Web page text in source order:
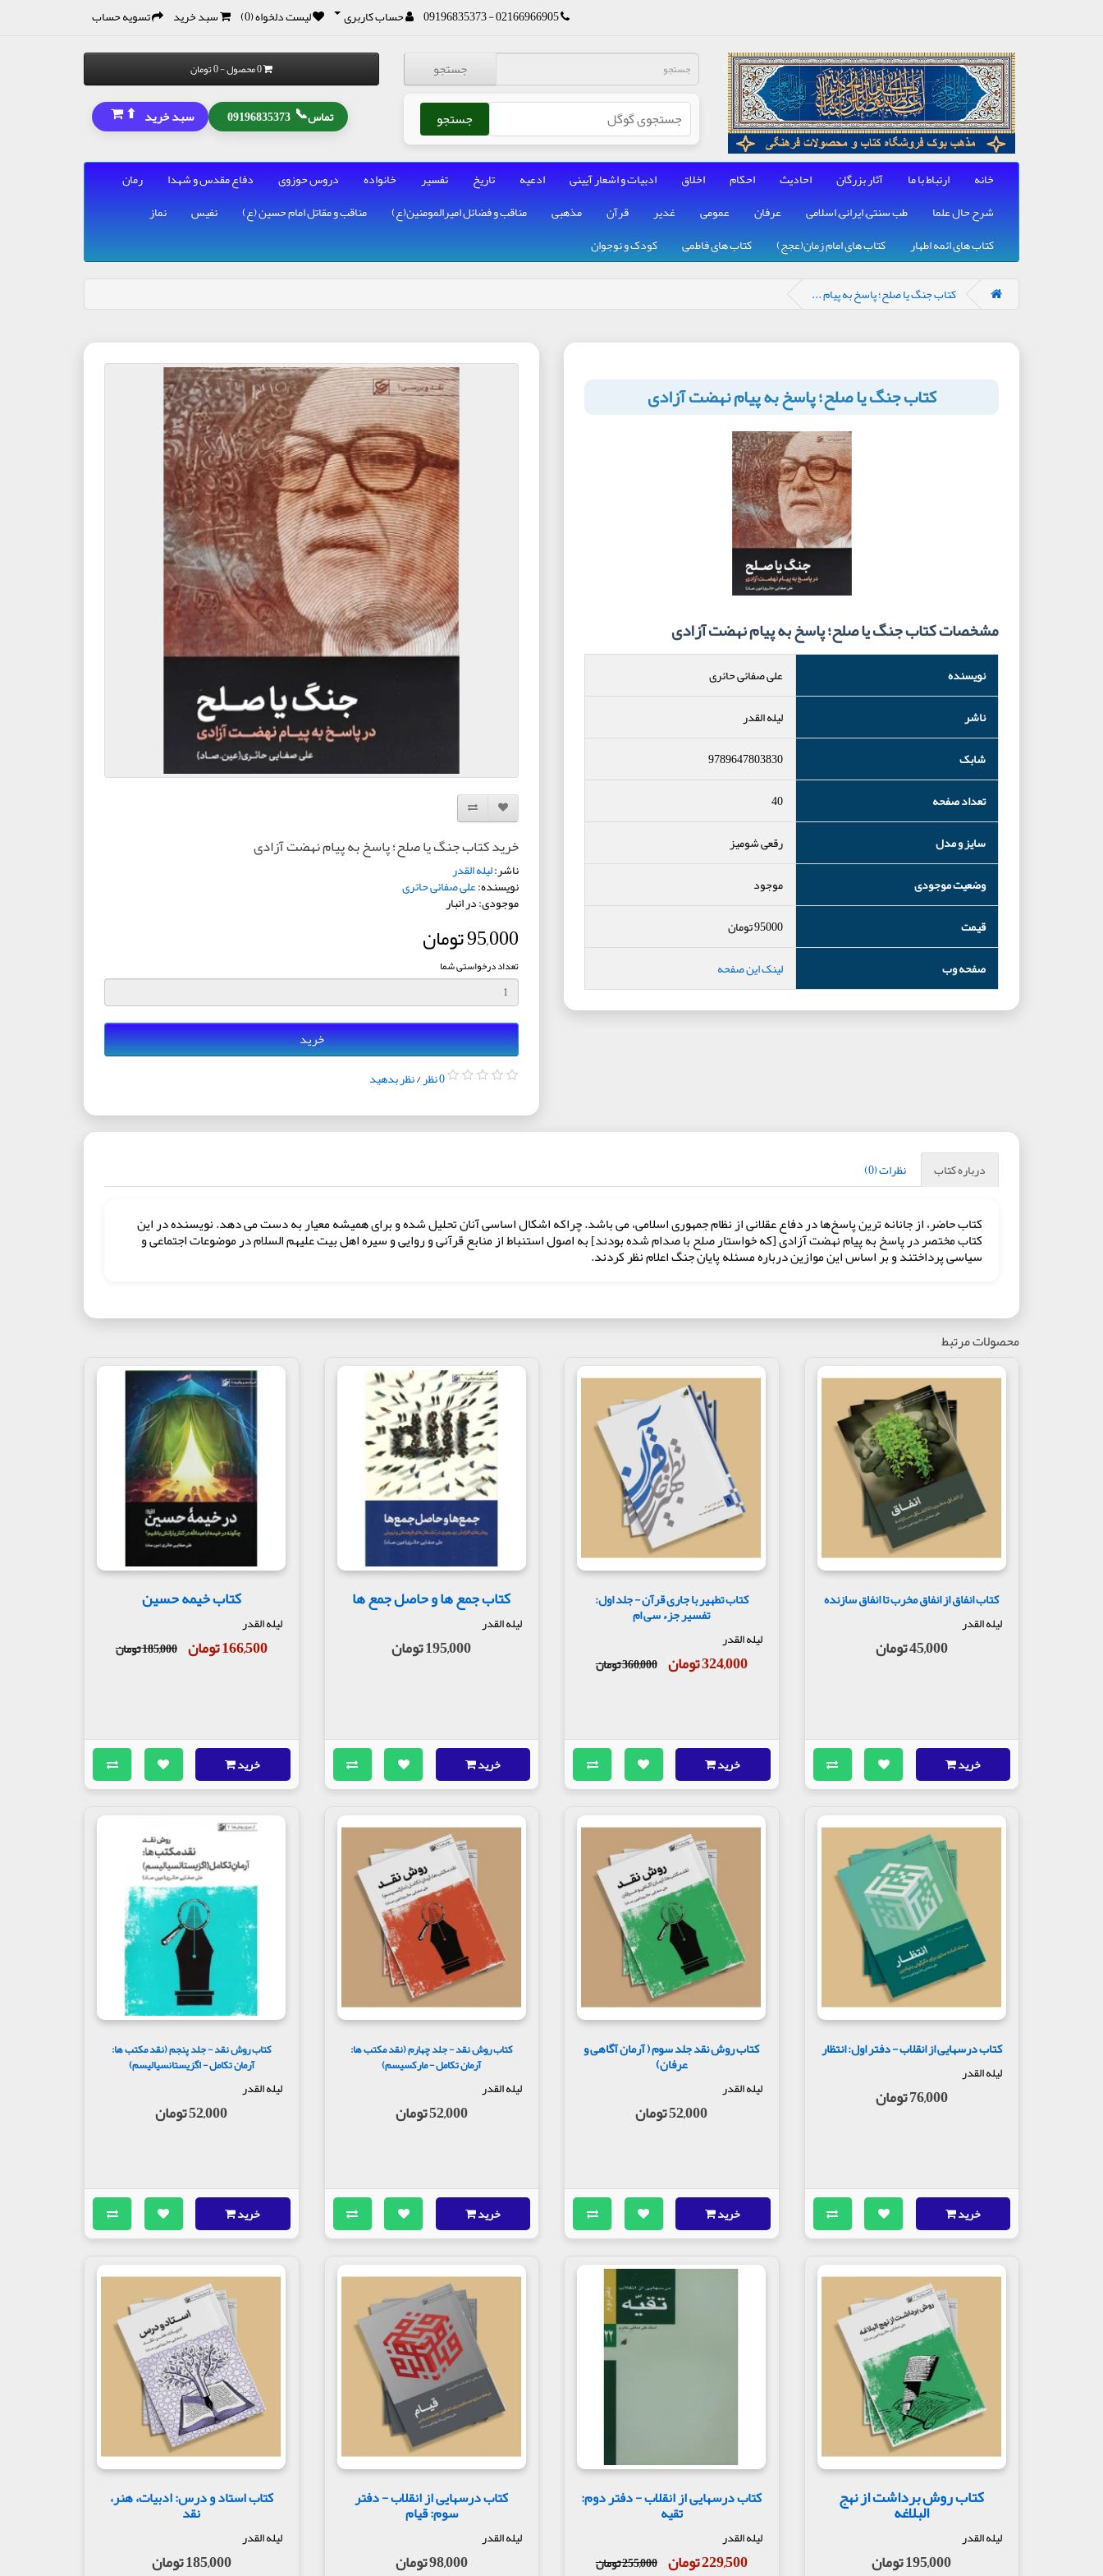
02166966905 - 09196835373 حساب کاربری لیست دلخواه (0) سبد خرید تسویه حساب
جستجو
جستجو
0 محصول - 0 تومان
تماس📞
09196835373 سبد خرید ⬆
خانه ارتباط با ما آثار بزرگان احادیث احکام اخلاق ادبیات و اشعار آیینی ادعیه تاریخ تفسیر خانواده دروس حوزوی دفاع مقدس و شهدا
رمان
شرح حال علما
طب سنتی, ایرانی, اسلامی عرفان عمومی غدیر قرآن مذهبی مناقب و فضائل امیرالمومنین(ع) مناقب و مقاتل امام حسین (ع) نفیس
نماز
کتاب های ائمه اطهار
کتاب های امام زمان(عجج) کتاب های فاطمی کودک و نوجوان
کتاب جنگ یا صلح؛ پاسخ به پیام ...
کتاب جنگ یا صلح؛ پاسخ به پیام نهضت آزادی
مشخصات کتاب جنگ یا صلح؛ پاسخ به پیام نهضت آزادی
نویسنده
علی صفائی حائری
ناشر
لیله القدر
شابک
9789647803830
تعداد صفحه
40
سایز و مدل
رقعی شومیز
وضعیت موجودی
موجود
قیمت
95000تومان
صفحه وب
لینک این صفحه
افزودن به لیست دلخواه
مقایسه این محصول
خرید کتاب جنگ یا صلح؛ پاسخ به پیام نهضت آزادی
ناشر:لیله القدر
نویسنده:علی صفائی حائری
موجودی: در انبار
95,000 تومان
تعداد درخواستی شما
خرید
0 نظر /نظر بدهید
درباره کتاب نظرات (0)
کتاب حاضر، از جانانه‌ ترین پاسخ‌ها در دفاع عقلانی از نظام جمهوری اسلامی، می باشد. چراکه اشکال اساسی آنان تحلیل‌ شده و برای همیشه معیار به دست می‌ دهد. نویسنده در این
کتاب مختصر در پاسخ به پیام نهضت آزادی [که خواستار صلح با صدام شده بودند] به اصول استنباط از منابع قرآنی و روایی و سیره اهل بیت علیهم السلام در موضوعات اجتماعی و
سیاسی پرداختند و بر اساس این موازین درباره مسئله پایان جنگ اعلام نظر کردند.
محصولات مرتبط
کتاب انفاق از انفاق مخرب تا انفاق سازنده
لیله القدر
45,000 تومان
خرید
کتاب تطهیر با جاری قرآن - جلد اول:
تفسیر جزء سی ام
لیله القدر
324,000 تومان 360,000 تومان
خرید
کتاب جمع ها و حاصل جمع ها
لیله القدر
195,000 تومان
خرید
کتاب خیمه حسین
لیله القدر
166,500 تومان 185,000 تومان
خرید
کتاب درسهایی از انقلاب - دفتر اول: انتظار
لیله القدر
76,000 تومان
خرید
کتاب روش نقد جلد سوم ( آرمان آگاهی و
عرفان)
لیله القدر
52,000 تومان
خرید
کتاب روش نقد - جلد چهارم (نقد مکتب ها:
آرمان تکامل - مارکسیسم)
لیله القدر
52,000 تومان
خرید
کتاب روش نقد - جلد پنجم (نقد مکتب ها:
آرمان تکامل - اگزیستانسیالیسم)
لیله القدر
52,000 تومان
خرید
کتاب روش برداشت از نهج
البلاغه
لیله القدر
195,000 تومان
کتاب درسهایی از انقلاب - دفتر دوم:
تقیه
لیله القدر
229,500 تومان 255,000 تومان
کتاب درسهایی از انقلاب - دفتر
سوم: قیام
لیله القدر
98,000 تومان
کتاب استاد و درس: ادبیات، هنر،
نقد
لیله القدر
185,000 تومان